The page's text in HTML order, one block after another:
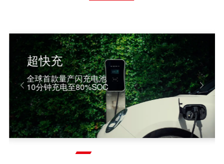
超快充
全球首款量产闪充电池
10分钟充电至80%SOC